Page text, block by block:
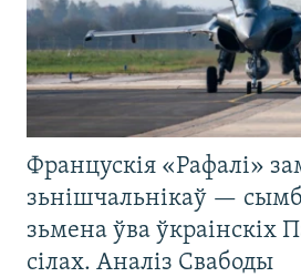
Францускія «Рафалі»
зьнішчальнікаў —
зьмена ўва ўкраінскіх
сілах. Аналіз Свабоды